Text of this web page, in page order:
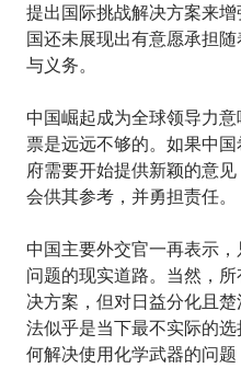
提出国际挑战解决方案来
国还未展现出有意愿承担
与义务。
中国崛起成为全球领导力
票是远远不够的。如果中
府需要开始提供新颖的意
会供其参考，并勇担责任。
中国主要外交官一再表示
问题的现实道路。当然，
决方案，但对日益分化且
法似乎是当下最不实际的
何解决使用化学武器的问